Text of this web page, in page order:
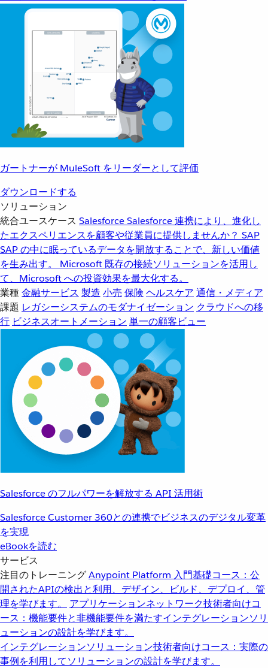
ガートナーが MuleSoft をリーダーとして評価
ダウンロードする
ソリューション
統合ユースケース SalesforceSalesforce 連携により、進化し
たエクスペリエンスを顧客や従業員に提供しませんか？ SAP
SAP の中に眠っているデータを開放することで、新しい価値
を生み出す。
Microsoft 既存の接続ソリューションを活用し
て、Microsoft への投資効果を最大化する。
業種金融サービス 製造 小売 保険 ヘルスケア 通信・メディア
課題 レガシーシステムのモダナイゼーション クラウドへの移
行 ビジネスオートメーション 単一の顧客ビュー
Salesforce のフルパワーを解放する API 活用術
Salesforce Customer 360との連携でビジネスのデジタル変革
を実現
eBookを読む
サービス
注目のトレーニングAnypoint Platform 入門基礎コース：公
開されたAPIの検出と利用、デザイン、ビルド、デプロイ、管
理を学びます。
アプリケーションネットワーク技術者向けコ
ース：機能要件と非機能要件を満たすインテグレーションソリ
ューションの設計を学びます。
インテグレーションソリューション技術者向けコース：実際の
事例を利用してソリューションの設計を学びます。